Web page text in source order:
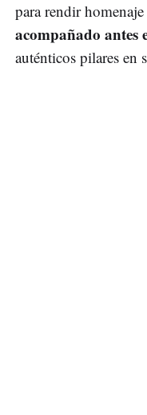
para rendir
acompañado antes
auténticos pilares en